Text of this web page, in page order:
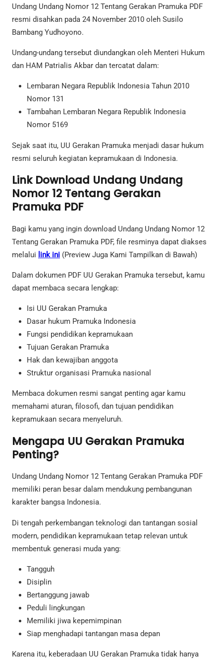
Undang Undang Nomor 12 Tentang Gerakan Pramuka PDF
resmi disahkan pada 24 November 2010 oleh Susilo
Bambang Yudhoyono.
Undang-undang tersebut diundangkan oleh Menteri Hukum
dan HAM Patrialis Akbar dan tercatat dalam:
Lembaran Negara Republik Indonesia Tahun 2010
Nomor 131
Tambahan Lembaran Negara Republik Indonesia
Nomor 5169
Sejak saat itu, UU Gerakan Pramuka menjadi dasar hukum
resmi seluruh kegiatan kepramukaan di Indonesia.
Link Download Undang Undang
Nomor 12 Tentang Gerakan
Pramuka PDF
Bagi kamu yang ingin download Undang Undang Nomor 12
Tentang Gerakan Pramuka PDF, file resminya dapat diakses
melalui link ini (Preview Juga Kami Tampilkan di Bawah)
Dalam dokumen PDF UU Gerakan Pramuka tersebut, kamu
dapat membaca secara lengkap:
Isi UU Gerakan Pramuka
Dasar hukum Pramuka Indonesia
Fungsi pendidikan kepramukaan
Tujuan Gerakan Pramuka
Hak dan kewajiban anggota
Struktur organisasi Pramuka nasional
Membaca dokumen resmi sangat penting agar kamu
memahami aturan, filosofi, dan tujuan pendidikan
kepramukaan secara menyeluruh.
Mengapa UU Gerakan Pramuka
Penting?
Undang Undang Nomor 12 Tentang Gerakan Pramuka PDF
memiliki peran besar dalam mendukung pembangunan
karakter bangsa Indonesia.
Di tengah perkembangan teknologi dan tantangan sosial
modern, pendidikan kepramukaan tetap relevan untuk
membentuk generasi muda yang:
Tangguh
Disiplin
Bertanggung jawab
Peduli lingkungan
Memiliki jiwa kepemimpinan
Siap menghadapi tantangan masa depan
Karena itu, keberadaan UU Gerakan Pramuka tidak hanya